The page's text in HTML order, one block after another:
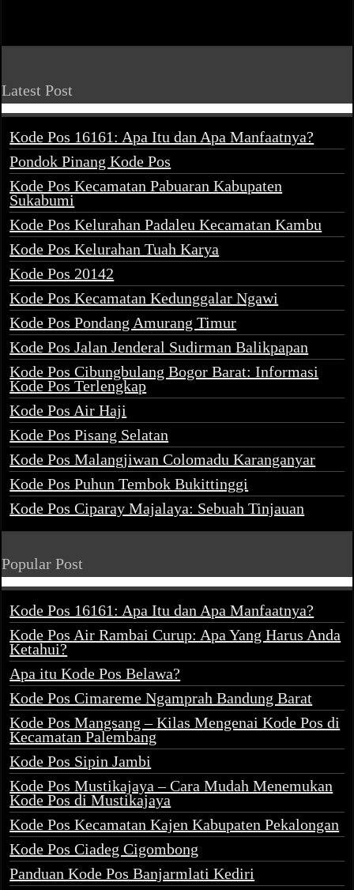
Latest Post
Kode Pos 16161: Apa Itu dan Apa Manfaatnya?
Pondok Pinang Kode Pos
Kode Pos Kecamatan Pabuaran Kabupaten
Sukabumi
Kode Pos Kelurahan Padaleu Kecamatan Kambu
Kode Pos Kelurahan Tuah Karya
Kode Pos 20142
Kode Pos Kecamatan Kedunggalar Ngawi
Kode Pos Pondang Amurang Timur
Kode Pos Jalan Jenderal Sudirman Balikpapan
Kode Pos Cibungbulang Bogor Barat: Informasi
Kode Pos Terlengkap
Kode Pos Air Haji
Kode Pos Pisang Selatan
Kode Pos Malangjiwan Colomadu Karanganyar
Kode Pos Puhun Tembok Bukittinggi
Kode Pos Ciparay Majalaya: Sebuah Tinjauan
Popular Post
Kode Pos 16161: Apa Itu dan Apa Manfaatnya?
Kode Pos Air Rambai Curup: Apa Yang Harus Anda
Ketahui?
Apa itu Kode Pos Belawa?
Kode Pos Cimareme Ngamprah Bandung Barat
Kode Pos Mangsang – Kilas Mengenai Kode Pos di
Kecamatan Palembang
Kode Pos Sipin Jambi
Kode Pos Mustikajaya – Cara Mudah Menemukan
Kode Pos di Mustikajaya
Kode Pos Kecamatan Kajen Kabupaten Pekalongan
Kode Pos Ciadeg Cigombong
Panduan Kode Pos Banjarmlati Kediri